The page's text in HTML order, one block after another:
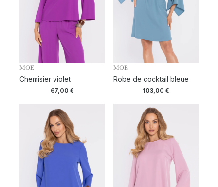
MOE
Chemisier violet
67,00 €
MOE
Robe de cocktail bleue
103,00 €